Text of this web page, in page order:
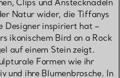
Clips und Anstecknadeln
Natur wider, die Tiffanys
Designer inspiriert hat –
ikonischem Bird on a Rock
auf einem Stein zeigt.
Formen wie ihr
und ihre Blumenbrosche. In